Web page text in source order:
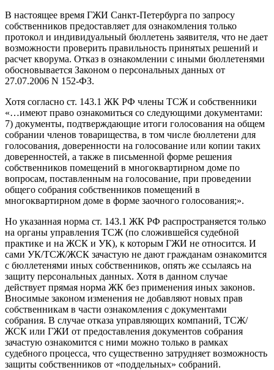
В настоящее время ГЖИ Санкт-Петербурга по запросу
собственников предоставляет для ознакомления только
протокол и индивидуальный бюллетень заявителя, что не дает
возможности проверить правильность принятых решений и
расчет кворума. Отказ в ознакомлении с иными бюллетенями
обосновывается Законом о персональных данных от
27.07.2006 N 152-ФЗ.
Хотя согласно ст. 143.1 ЖК РФ члены ТСЖ и собственники
«…имеют право ознакомиться со следующими документами:
7) документы, подтверждающие итоги голосования на общем
собрании членов товарищества, в том числе бюллетени для
голосования, доверенности на голосование или копии таких
доверенностей, а также в письменной форме решения
собственников помещений в многоквартирном доме по
вопросам, поставленным на голосование, при проведении
общего собрания собственников помещений в
многоквартирном доме в форме заочного голосования;».
Но указанная норма ст. 143.1 ЖК РФ распространяется только
на органы управления ТСЖ (по сложившейся судебной
практике и на ЖСК и УК), к которым ГЖИ не относится. И
сами УК/ТСЖ/ЖСК зачастую не дают гражданам ознакомится
с бюллетенями иных собственников, опять же ссылаясь на
защиту персональных данных. Хотя в данном случае
действует прямая норма ЖК без применения иных законов.
Вносимые законом изменения не добавляют новых прав
собственникам в части ознакомления с документами
собрания. В случае отказа управляющих компаний, ТСЖ/
ЖСК или ГЖИ от предоставления документов собрания
зачастую ознакомится с ними можно только в рамках
судебного процесса, что существенно затрудняет возможность
защиты собственников от «поддельных» собраний.